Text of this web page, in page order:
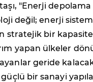
"Enerji depolama
değil; enerji
stratejik bir
yapan ülkeler
geride
bir sanayi